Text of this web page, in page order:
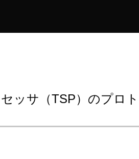
ッサ（TSP）のプロ